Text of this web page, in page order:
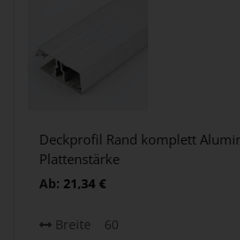
Deckprofil Rand komplett
Plattenstärke
Ab: 21,34 €
Breite 60